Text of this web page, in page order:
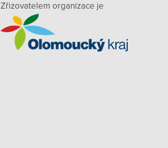
Zřizovatelem organizace je